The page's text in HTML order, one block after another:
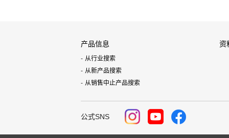
产品信息
从行业搜索
从新产品搜索
从销售中止产品搜索
资
公式SNS